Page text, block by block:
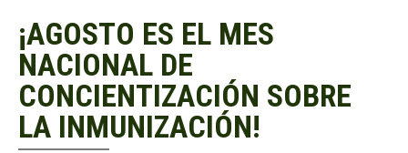
¡AGOSTO ES EL MES
NACIONAL DE
CONCIENTIZACIÓN SOBRE
LA INMUNIZACIÓN!